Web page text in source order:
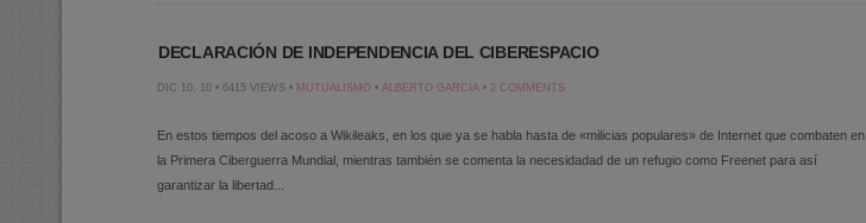
DECLARACIÓN DE INDEPENDENCIA DEL CIBERESPACIO
DIC 10, 10 • 6415 VIEWS • MUTUALISMO • ALBERTO GARCIA • 2 COMMENTS
En estos tiempos del acoso a Wikileaks, en los que ya se habla hasta de «milicias populares» de Internet que combaten en
la Primera Ciberguerra Mundial, mientras también se comenta la necesidadad de un refugio como Freenet para así
garantizar la libertad...